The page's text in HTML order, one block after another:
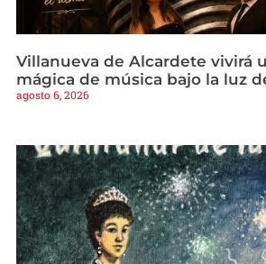
Villanueva de Alcardete vivirá
mágica de música bajo la luz
agosto 6, 2026